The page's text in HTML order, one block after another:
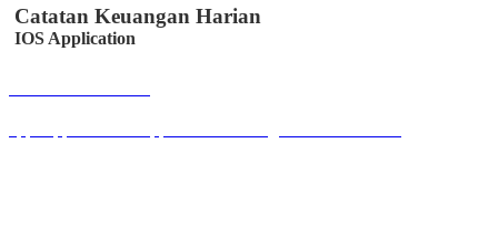
Catatan Keuangan Harian
IOS Application